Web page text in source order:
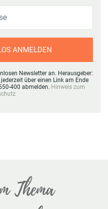
ANMELDEN
Newsletter an. Herausgeber:
über einen Link am Ende
400 abmelden. Hinweis zum
Thema